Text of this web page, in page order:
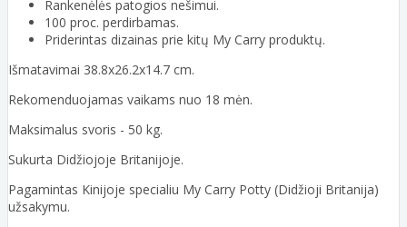
Rankenėlės patogios nešimui.
100 proc. perdirbamas.
Priderintas dizainas prie kitų My Carry produktų.
Išmatavimai 38.8x26.2x14.7 cm.
Rekomenduojamas vaikams nuo 18 mėn.
Maksimalus svoris - 50 kg.
Sukurta Didžiojoje Britanijoje.
Pagamintas Kinijoje specialiu My Carry Potty (Didžioji Britanija)
užsakymu.